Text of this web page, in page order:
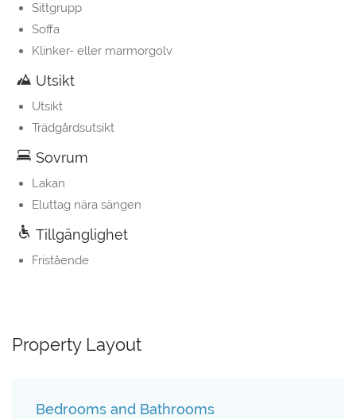
Sittgrupp
Soffa
Klinker- eller marmorgolv
Utsikt
Utsikt
Trädgårdsutsikt
Sovrum
Lakan
Eluttag nära sängen
Tillgänglighet
Fristående
Property Layout
Bedrooms and Bathrooms